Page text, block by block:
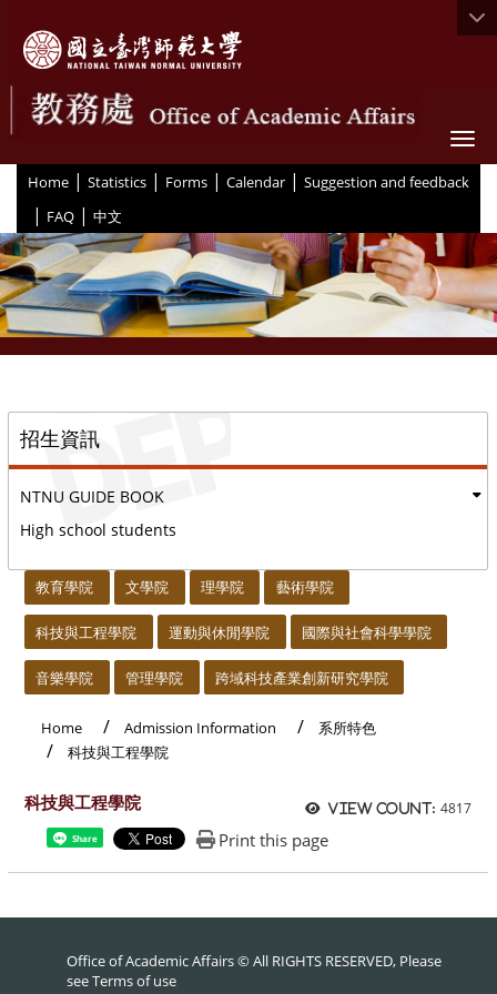
Home | Statistics | Forms | Calendar | Suggestion and feedback
| FAQ | 中文
招生資訊
NTNU GUIDE BOOK
High school students
教育學院 文學院 理學院 藝術學院
科技與工程學院 運動與休閒學院 國際與社會科學學院
音樂學院 管理學院 跨域科技產業創新研究學院
Home Admission Information
系所特色
科技與工程學院
View count: 4817
科技與工程學院
Share Print this page
Office of Academic Affairs © All RIGHTS RESERVED, Please
seeTerms of use